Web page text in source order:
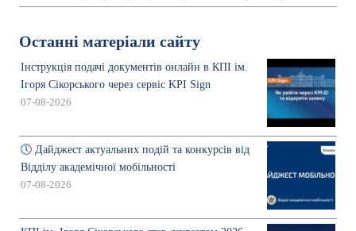
Останні матеріали сайту
Інструкція подачі документів онлайн в КПІ ім.
Ігоря Сікорського через сервіс KPI Sign
07-08-2026
🕔 Дайджест актуальних подій та конкурсів від
Відділу академічної мобільності
07-08-2026